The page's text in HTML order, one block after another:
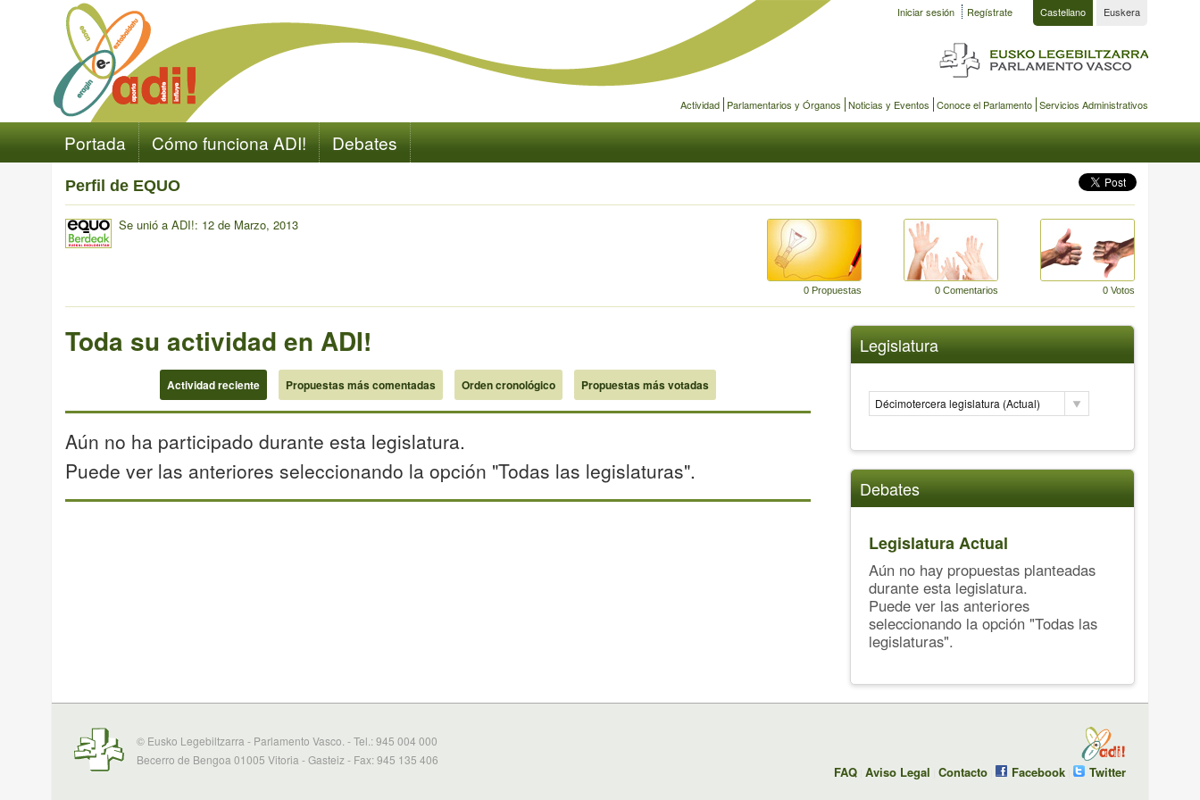
Iniciar sesión Regístrate Castellano Euskera
Actividad Parlamentarios y Órganos Noticias y Eventos Conoce el Parlamento Servicios Administrativos
Portada Cómo funciona ADI! Debates
Perfil de EQUO
Se unió a ADI!: 12 de Marzo, 2013
0 Propuestas 0 Comentarios 0 Votos
Toda su actividad en ADI!
Actividad reciente Propuestas más comentadas Orden cronológico Propuestas más votadas
Aún no ha participado durante esta legislatura.
Puede ver las anteriores seleccionando la opción "Todas las legislaturas".
Legislatura
Décimotercera legislatura (Actual)
Debates
Legislatura Actual
Aún no hay propuestas planteadas
durante esta legislatura.
Puede ver las anteriores
seleccionando la opción "Todas las
legislaturas".
© Eusko Legebiltzarra - Parlamento Vasco. - Tel.: 945 004 000
Becerro de Bengoa 01005 Vitoria - Gasteiz - Fax: 945 135 406
FAQ Aviso Legal Contacto Facebook Twitter